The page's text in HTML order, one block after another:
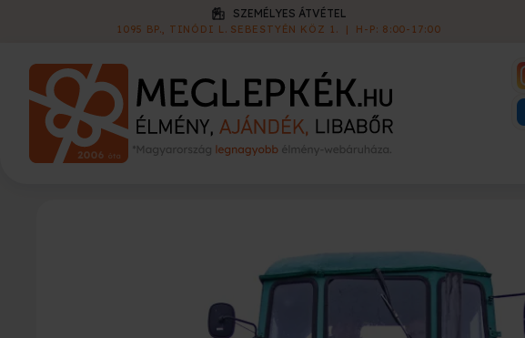
KISZÁLLÍTÁS
1 790 FT | 60 000 FT FELETT INGYENES